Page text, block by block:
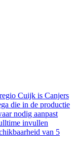
Cuijk is Canjers
die in de productie
nodig aanpast
invullen
van 5